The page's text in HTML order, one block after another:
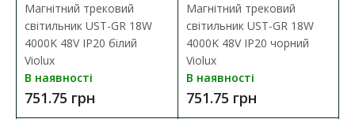
Магнітний трековий
світильник UST-GR 18W
4000K 48V IP20 білий
Violux
В наявності
751.75 грн
Магнітний трековий
світильник UST-GR 18W
4000K 48V IP20 чорний
Violux
В наявності
751.75 грн